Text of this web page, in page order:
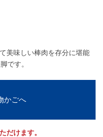
美味しい棒肉を存分に堪能
です。
かごへ
だけます。